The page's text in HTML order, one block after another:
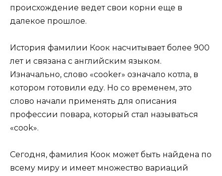
происхождение ведет свои корни еще в
далекое прошлое.
История фамилии Коок насчитывает более 900
лет и связана с английским языком.
Изначально, слово «cooker» означало котла, в
котором готовили еду. Но со временем, это
слово начали применять для описания
профессии повара, который стал называться
«cook».
Сегодня, фамилия Коок может быть найдена по
всему миру и имеет множество вариаций